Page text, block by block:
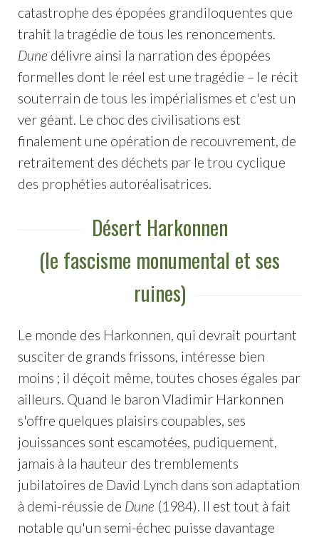
catastrophe des épopées grandiloquentes que
trahit la tragédie de tous les renoncements.
Dune délivre ainsi la narration des épopées
formelles dont le réel est une tragédie – le récit
souterrain de tous les impérialismes et c'est un
ver géant. Le choc des civilisations est
finalement une opération de recouvrement, de
retraitement des déchets par le trou cyclique
des prophéties autoréalisatrices.
Désert Harkonnen
(le fascisme monumental et ses
ruines)
Le monde des Harkonnen, qui devrait pourtant
susciter de grands frissons, intéresse bien
moins ; il déçoit même, toutes choses égales par
ailleurs. Quand le baron Vladimir Harkonnen
s'offre quelques plaisirs coupables, ses
jouissances sont escamotées, pudiquement,
jamais à la hauteur des tremblements
jubilatoires de David Lynch dans son adaptation
à demi-réussie de Dune (1984). Il est tout à fait
notable qu'un semi-échec puisse davantage